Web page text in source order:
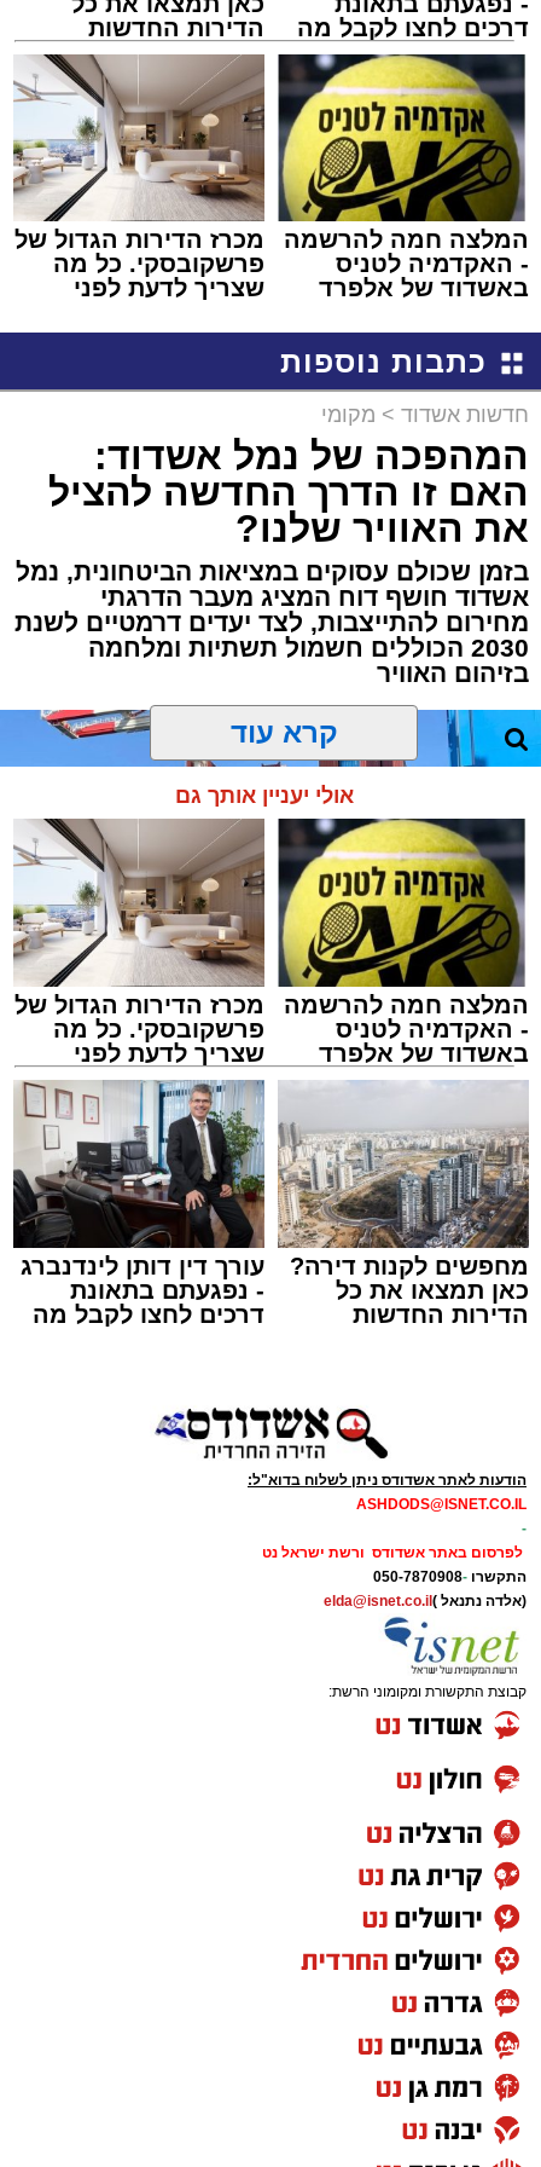
דרכים לחצו לקבל מה
שמגיע לכם
הדירות החדשות
למכירה באשדוד >>>
המלצה חמה להרשמה
- האקדמיה לטניס
באשדוד של אלפרד
מכרז הדירות הגדול של
פרשקובסקי. כל מה
שצריך לדעת לפני
באשדוד
כתבות נוספות
חדשות אשדוד > מקומי
המהפכה של נמל אשדוד:
האם זו הדרך החדשה להציל
את האוויר שלנו?
בזמן שכולם עסוקים במציאות הביטחונית, נמל
אשדוד חושף דוח המציג מעבר הדרגתי
מחירום להתייצבות, לצד יעדים דרמטיים לשנת
2030 הכוללים חשמול תשתיות ומלחמה
בזיהום האוויר
צילום: מני בן ארוש
מערכת האתר / 10:44 06.08.26
מאחורי חומות הבטון והמנופים של השער הימי
המרכזי בישראל מתנהלת פעילות ענפה.
שמפרסמת חברת נמל אשדוד חושף את התנהלות
החברה במהלך שנה מאתגרת, שהתאפיינה
במעבר הדרגתי ממציאות חירום מתמשכת
להתייצבות זהירה – לצד קשיים ביטחוניים,
תפעוליים וכלכליים כבדים.
למרות זאת, הנמל המשיך למלא את תפקידו
כתשתית לאומית חיונית, תוך שמירה על רציפות
תפקודית מלאה והבטחת זרימת הסחורות לישראל
וממנה.
במרכז הדוח עומדת תוכנית אסטרטגית ארוכת
הכוללת מהלכים רחבי היקף כמו חשמול ציוד
אוניות לחשמל חופי, הסבת מערכי התאורה ל-
LED, צמצום תנועת משאיות בשטחי הנמל וקידום
תחבורה חשמלית ואנרגיות מתחדשות.
כתוצאה מהמהלכים הללו, עצימות צריכת האנרגיה
קרא עוד
אולי יעניין אותך גם
המלצה חמה להרשמה
- האקדמיה לטניס
באשדוד של אלפרד
קריאולנסקי - לילדים
מכרז הדירות הגדול של
פרשקובסקי. כל מה
שצריך לדעת לפני
שמגישים הצעה לדירה
באשדוד
מחפשים לקנות דירה?
כאן תמצאו את כל
הדירות החדשות
עורך דין דותן לינדנברג
- נפגעתם בתאונת
דרכים לחצו לקבל מה
הודעות לאתר אשדודס ניתן לשלוח בדוא"ל:
ASHDODS@ISNET.CO.IL
-
לפרסום באתר אשדודס ורשת ישראל נט
התקשרו -
050-7870908
(אלדה נתנאל )elda@isnet.co.il
קבוצת התקשורת ומקומוני הרשת: